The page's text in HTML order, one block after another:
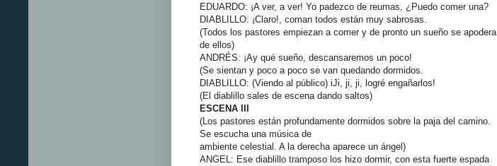
EDUARDO: ¡A ver, a ver! Yo padezco de reumas, ¿Puedo comer una?
DIABLILLO: ¡Claro!, coman todos están muy sabrosas.
(Todos los pastores empiezan a comer y de pronto un sueño se apodera
de ellos)
ANDRÉS: ¡Ay qué sueño, descansaremos un poco!
(Se sientan y poco a poco se van quedando dormidos.
DIABLILLO: (Viendo al público) iJi, ji, ji, logré engañarlos!
(El diablillo sales de escena dando saltos)
ESCENA III
(Los pastores están profundamente dormidos sobre la paja del camino.
Se escucha una música de
ambiente celestial. A la derecha aparece un ángel)
ANGEL: Ese diablillo tramposo los hizo dormir, con esta fuerte espada